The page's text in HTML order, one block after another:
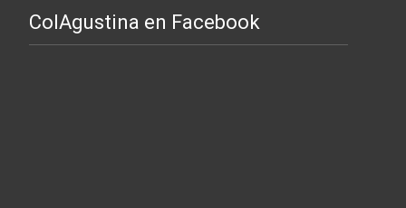
ColAgustina en Facebook